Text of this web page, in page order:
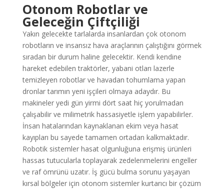
Otonom Robotlar ve
Geleceğin Çiftçiliği
Yakın gelecekte tarlalarda insanlardan çok otonom
robotların ve insansız hava araçlarının çalıştığını görmek
sıradan bir durum haline gelecektir. Kendi kendine
hareket edebilen traktörler, yabani otları lazerle
temizleyen robotlar ve havadan tohumlama yapan
dronlar tarımın yeni işçileri olmaya adaydır. Bu
makineler yedi gün yirmi dört saat hiç yorulmadan
çalışabilir ve milimetrik hassasiyetle işlem yapabilirler.
İnsan hatalarından kaynaklanan ekim veya hasat
kayıpları bu sayede tamamen ortadan kalkmaktadır.
Robotik sistemler hasat olgunluğuna erişmiş ürünleri
hassas tutucularla toplayarak zedelenmelerini engeller
ve raf ömrünü uzatır. İş gücü bulma sorunu yaşayan
kırsal bölgeler için otonom sistemler kurtarıcı bir çözüm